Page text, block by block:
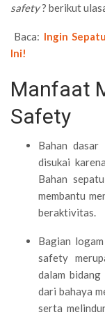
safety? berikut
Baca: Ingin
Ini!
Manfaat
Safety
Bahan
disukai
Bahan
membantu
beraktivitas.
Bagian
safety
dalam
dari bahaya
serta